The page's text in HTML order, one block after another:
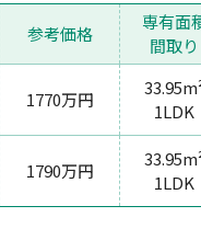
参考価格
専有面
間取り
1770万円
1LDK
1790万円
1LDK